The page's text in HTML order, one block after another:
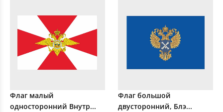
Флаг малый
односторонний Внутр...
Флаг большой
двусторонний, Блэ...